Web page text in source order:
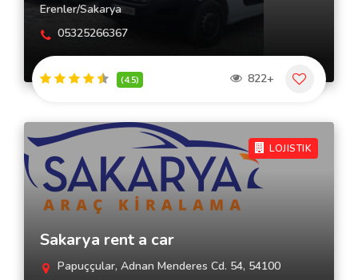
Erenler/Sakarya
05325266367
(4.5) 822+
LOJISTIK
Sakarya rent a car
Papuççular, Adnan Menderes Cd. 54, 54100